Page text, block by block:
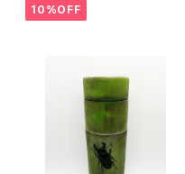
10%OFF